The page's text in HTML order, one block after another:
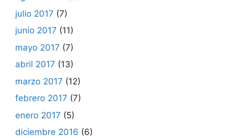
julio 2017 (7)
junio 2017 (11)
mayo 2017 (7)
abril 2017 (13)
marzo 2017 (12)
febrero 2017 (7)
enero 2017 (5)
diciembre 2016 (6)